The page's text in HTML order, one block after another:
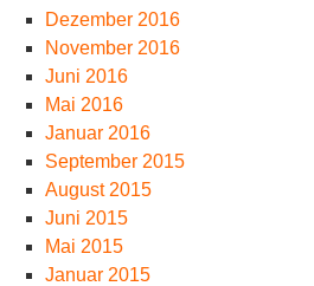
Dezember 2016
November 2016
Juni 2016
Mai 2016
Januar 2016
September 2015
August 2015
Juni 2015
Mai 2015
Januar 2015